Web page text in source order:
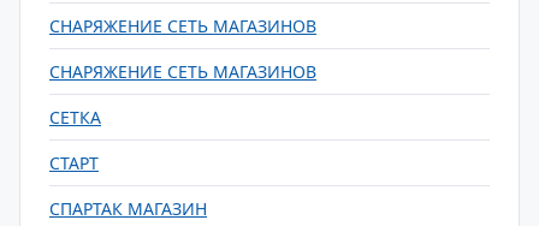
СНАРЯЖЕНИЕ СЕТЬ МАГАЗИНОВ
СНАРЯЖЕНИЕ СЕТЬ МАГАЗИНОВ
СЕТКА
СТАРТ
СПАРТАК МАГАЗИН